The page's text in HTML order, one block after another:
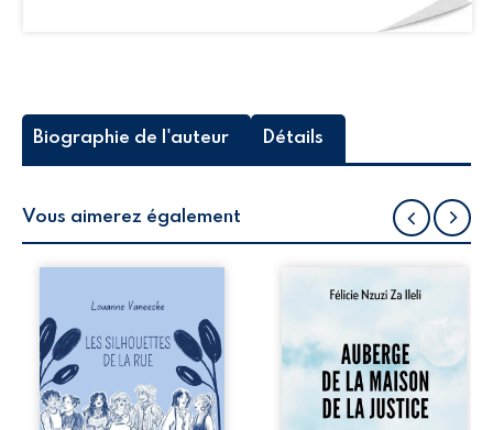
Biographie de l'auteur Détails
Vous aimerez également
la rue donne la
parole à six
personnages
ordinaires,
traversés par des
pensées, des
émotions et des
Auberge de la
récit-témoignage
consacré au
parcours
exemplaire de
Mbala Zi Nkuaku